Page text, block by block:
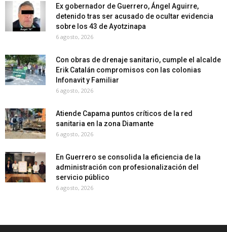
Ex gobernador de Guerrero, Ángel Aguirre,
detenido tras ser acusado de ocultar evidencia
sobre los 43 de Ayotzinapa
6 agosto, 2026
Con obras de drenaje sanitario, cumple el alcalde
Erik Catalán compromisos con las colonias
Infonavit y Familiar
6 agosto, 2026
Atiende Capama puntos críticos de la red
sanitaria en la zona Diamante
6 agosto, 2026
En Guerrero se consolida la eficiencia de la
administración con profesionalización del
servicio público
6 agosto, 2026